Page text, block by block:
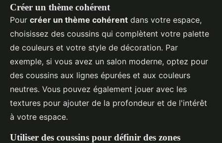
Créer un thème cohérent
Pour créer un thème cohérent dans votre espace,
choisissez des coussins qui complètent votre palette
de couleurs et votre style de décoration. Par
exemple, si vous avez un salon moderne, optez pour
des coussins aux lignes épurées et aux couleurs
neutres. Vous pouvez également jouer avec les
textures pour ajouter de la profondeur et de l'intérêt
à votre espace.
Utiliser des coussins pour définir des zones